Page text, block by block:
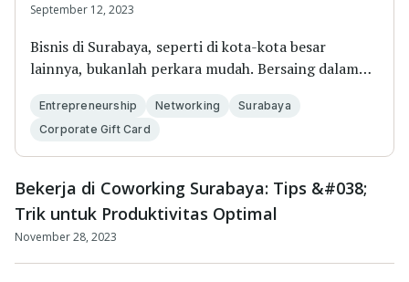
September 12, 2023
Bisnis di Surabaya, seperti di kota-kota besar
lainnya, bukanlah perkara mudah. Bersaing dalam
Entrepreneurship Networking
Surabaya
Corporate Gift Card
Bekerja di Coworking Surabaya: Tips &#038;
Trik untuk Produktivitas Optimal
November 28, 2023